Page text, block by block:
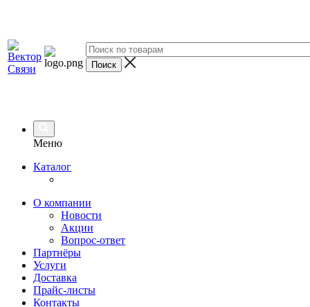
Меню
Каталог
О компании
Новости
Акции
Вопрос-ответ
Партнёры
Услуги
Доставка
Прайс-листы
Контакты